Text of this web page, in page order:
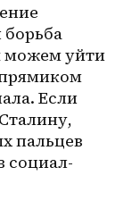
борьба
можем уйти
прямиком
Если
пальцев
социал-